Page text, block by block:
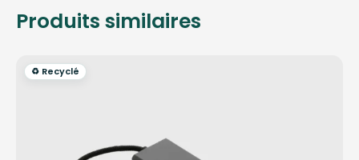
Produits similaires
♻️ Recyclé